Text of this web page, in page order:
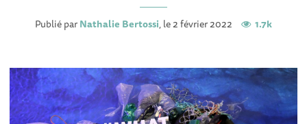
Publié parNathalie Bertossi, le 2 février 2022 1.7k